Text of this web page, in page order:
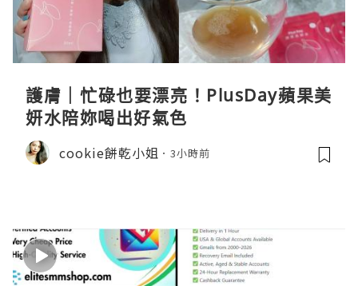
護膚｜忙碌也要漂亮！PlusDay蘋果美
妍水陪妳喝出好氣色
cookie餅乾小姐 3小時前